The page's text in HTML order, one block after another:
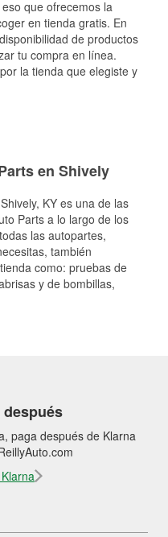
que ofrecemos la
en tienda gratis. En
de productos
tu compra en línea.
la tienda que elegiste y
en Shively
Shively, KY es una de las
Parts a lo largo de los
las autopartes,
también
como: pruebas de
y de bombillas,
paga después de Klarna